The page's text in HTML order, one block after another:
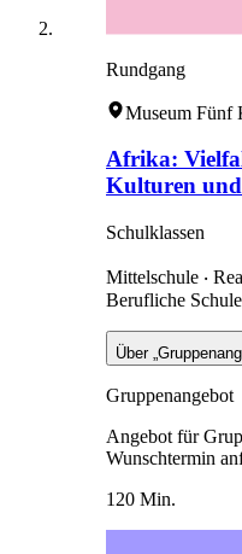
Rundgang
Museum Fünf
Afrika:
Kulturen
Schulklassen
Mittelschule ‧
Berufliche Schule
Über
Gruppenangebot
Angebot für
Wunschtermin
120 Min.